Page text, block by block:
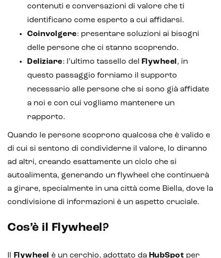
contenuti e conversazioni di valore che ti
identificano come esperto a cui affidarsi.
Coinvolgere: presentare soluzioni ai bisogni
delle persone che ci stanno scoprendo.
Deliziare: l’ultimo tassello del Flywheel , in
questo passaggio forniamo il supporto
necessario alle persone che si sono già affidate
a noi e con cui vogliamo mantenere un
rapporto.
Quando le persone scoprono qualcosa che è valido e
di cui si sentono di condividerne il valore, lo diranno
ad altri, creando esattamente un ciclo che si
autoalimenta, generando un flywheel che continuerà
a girare, specialmente in una città come Biella, dove la
condivisione di informazioni è un aspetto cruciale.
Cos’è il Flywheel?
Flywheel è un cerchio, adottato da HubSpot per